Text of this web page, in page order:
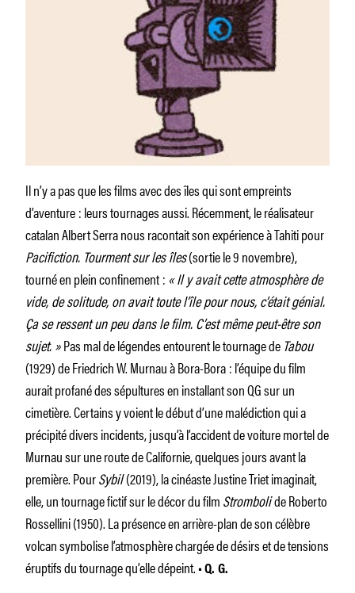
Il n’y a pas que les films avec des îles qui sont empreints
d’aventure : leurs tournages aussi. Récemment, le réalisateur
catalan Albert Serra nous racontait son expérience à Tahiti pour
Pacifiction. Tourment sur les îles(sortie le 9 novembre),
tourné en plein confinement : « Il y avait cette atmosphère de
vide, de solitude, on avait toute l’île pour nous, c’était génial.
Ça se ressent un peu dans le film. C’est même peut-être son
sujet. »Pas mal de légendes entourent le tournage de Tabou
(1929) de Friedrich W. Murnau à Bora-Bora : l’équipe du film
aurait profané des sépultures en installant son QG sur un
cimetière. Certains y voient le début d’une malédiction qui a
précipité divers incidents, jusqu’à l’accident de voiture mortel de
Murnau sur une route de Californie, quelques jours avant la
première. PourSybil(2019), la cinéaste Justine Triet imaginait,
elle, un tournage fictif sur le décor du filmStrombolide Roberto
Rossellini (1950). La présence en arrière-plan de son célèbre
volcan symbolise l’atmosphère chargée de désirs et de tensions
éruptifs du tournage qu’elle dépeint. • Q. G.